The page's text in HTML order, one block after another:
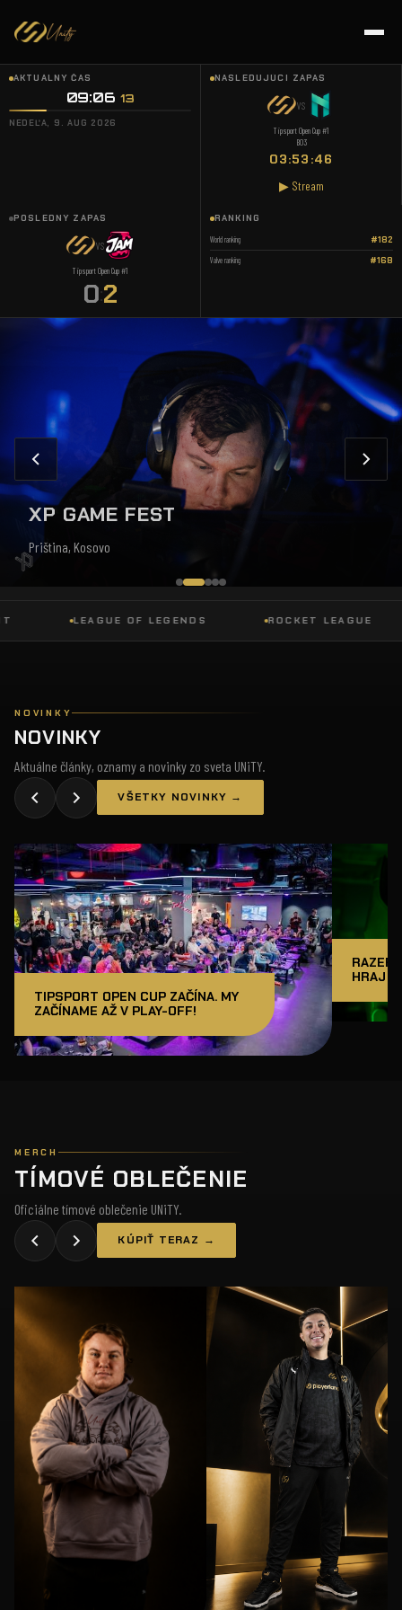
AKTUÁLNY ČAS
09:06 14
NEDEĽA, 9. AUG 2026
NASLEDUJÚCI ZÁPAS
VS
Tipsport Open Cup #1
BO3
03:53:45
▶ Stream
POSLEDNÝ ZÁPAS
VS
Tipsport Open Cup #1
0:2
RANKING
World ranking #182
Valve ranking #168
XP GAME FEST
Priština, Kosovo
LEAGUE OF LEGENDS ROCKET LEAGUE
NOVINKY
NOVINKY
Aktuálne články, oznamy a novinky zo sveta UNiTY.
VŠETKY NOVINKY →
TIPSPORT OPEN CUP ZAČÍNA. MY
ZAČÍNAME AŽ V PLAY-OFF!
RAZER
HRAJ
MERCH
TÍMOVÉ OBLEČENIE
Oficiálne tímové oblečenie UNiTY.
KÚPIŤ TERAZ →